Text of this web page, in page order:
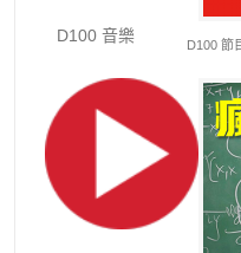
D100 音樂 D100 節